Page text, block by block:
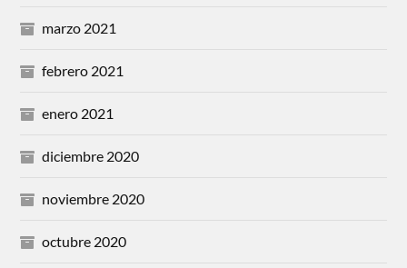
marzo 2021
febrero 2021
enero 2021
diciembre 2020
noviembre 2020
octubre 2020